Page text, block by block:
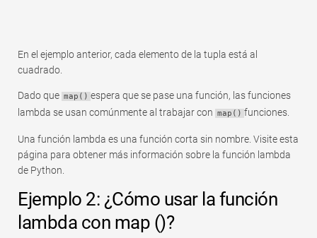
En el ejemplo anterior, cada elemento de la tupla está al
cuadrado.
Dado que map() espera que se pase una función, las funciones
lambda se usan comúnmente al trabajar con map() funciones.
Una función lambda es una función corta sin nombre. Visite esta
página para obtener más información sobre la función lambda
de Python.
Ejemplo 2: ¿Cómo usar la función
lambda con map ()?